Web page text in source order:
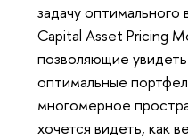
задачу
Capital Asset Pricing
позволяющие
оптимальные
многомерное
хочется видеть, как